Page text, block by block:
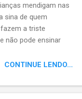
mendigam nas
sina de quem
a triste
não pode ensinar
CONTINUE LENDO...